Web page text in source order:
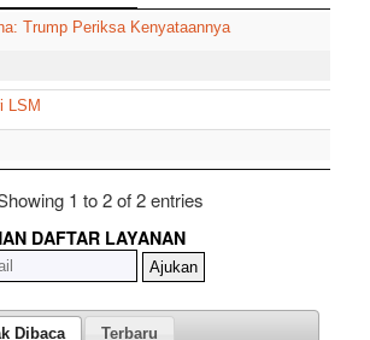
Trump Periksa Kenyataannya
LSM
1 to 2 of 2 entries
DAFTAR LAYANAN
Dibaca Terbaru